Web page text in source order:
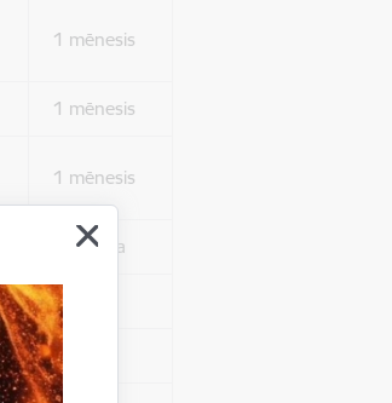
1 mēnesis
1 mēnesis
1 mēnesis
1 stunda
Sesija
Sesija